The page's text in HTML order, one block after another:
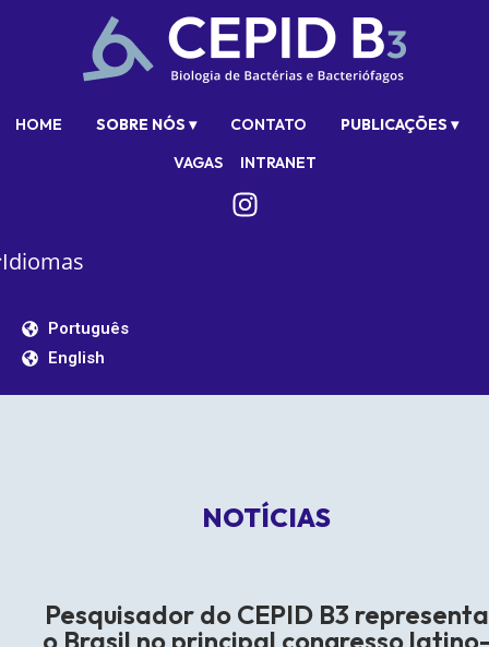
HOME SOBRE NÓS ▾ CONTATO
PUBLICAÇÕES ▾
VAGAS
INTRANET
Idiomas
Português
English
NOTÍCIAS
Pesquisador do CEPID B3 representa
o Brasil no principal congresso latino-